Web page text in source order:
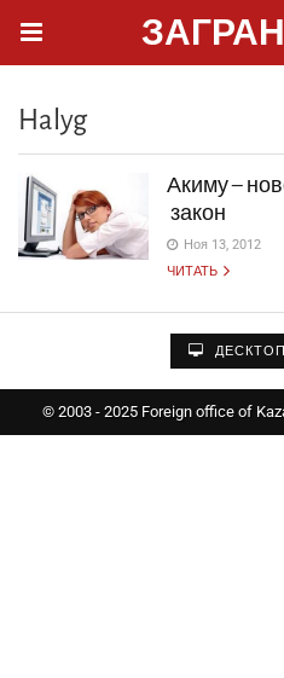
Halyg
Акиму –
закон
Ноя 13, 2012
ЧИТАТЬ
© 2003 - 2025 Foreign office of